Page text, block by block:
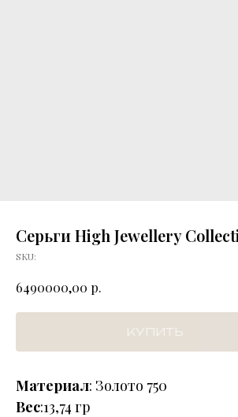
Серьги High Jewellery
SKU:
6490000,00 р.
КУПИТЬ
Материал: Золото 750
Вес:13,74 гр